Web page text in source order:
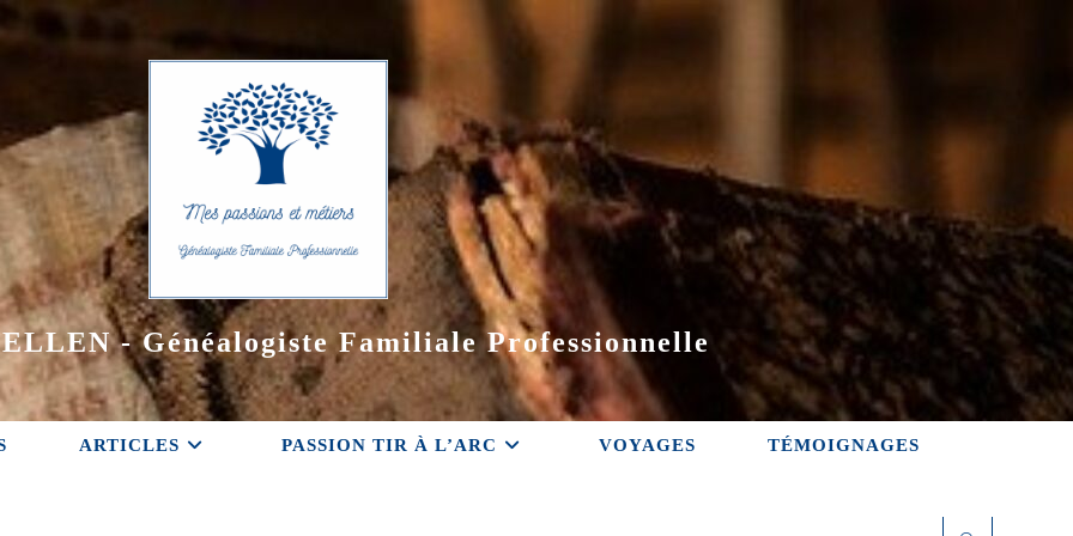
- Généalogiste Familiale Professionnelle
ARTICLES PASSION TIR À L’ARC VOYAGES TÉMOIGNAGES